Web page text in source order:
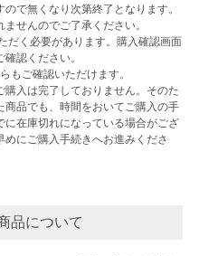
で無くなり次第終了となります。
せんのでご了承ください。
だく必要があります。購入確認画面
認ください。
もご確認いただけます。
入は完了しておりません。そのた
品でも、時間をおいてご購入の手
在庫切れになっている場合がござ
にご購入手続きへお進みくださ
品について